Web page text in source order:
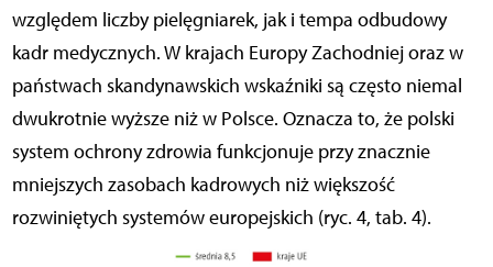
względem liczby pielęgniarek, jak i tempa odbudowy
kadr medycznych. W krajach Europy Zachodniej oraz w
państwach skandynawskich wskaźniki są często niemal
dwukrotnie wyższe niż w Polsce. Oznacza to, że polski
system ochrony zdrowia funkcjonuje przy znacznie
mniejszych zasobach kadrowych niż większość
rozwiniętych systemów europejskich (ryc. 4, tab. 4).